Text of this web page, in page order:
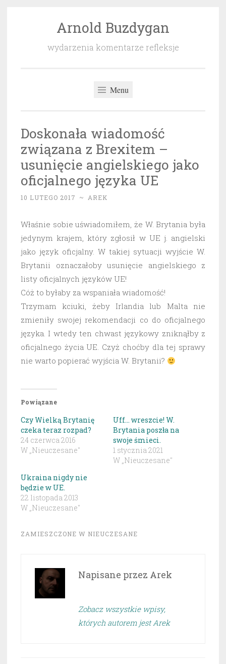
Arnold Buzdygan
wydarzenia komentarze refleksje
Menu
Doskonała wiadomość
związana z Brexitem –
usunięcie angielskiego jako
oficjalnego języka UE
10 LUTEGO 2017 ~ AREK
Właśnie sobie uświadomiłem, że W. Brytania była
jedynym krajem, który zgłosił w UE j. angielski
jako język oficjalny. W takiej sytuacji wyjście W.
Brytanii oznaczałoby usunięcie angielskiego z
listy oficjalnych języków UE!
Cóż to byłaby za wspaniała wiadomość!
Trzymam kciuki, żeby Irlandia lub Malta nie
zmieniły swojej rekomendacji co do oficjalnego
języka. I wtedy ten chwast językowy zniknąłby z
oficjalnego życia UE. Czyż choćby dla tej sprawy
nie warto popierać wyjścia W. Brytanii?
Powiązane
Czy Wielką Brytanię
czeka teraz rozpad?
24 czerwca 2016
W „Nieuczesane"
Uff… wreszcie! W.
Brytania poszła na
swoje śmieci.
1 stycznia 2021
W „Nieuczesane"
Ukraina nigdy nie
będzie w UE.
22 listopada 2013
W „Nieuczesane"
ZAMIESZCZONE W NIEUCZESANE
Napisane przez Arek
Zobacz wszystkie wpisy,
których autorem jest Arek